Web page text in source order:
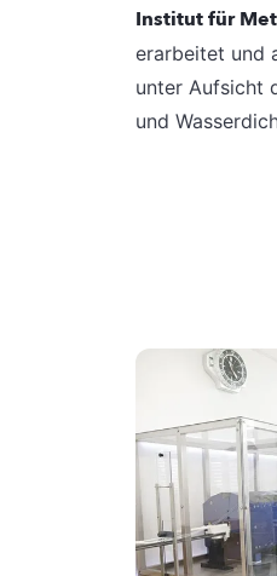
Institut für
erarbeitet und
unter Aufsicht
und